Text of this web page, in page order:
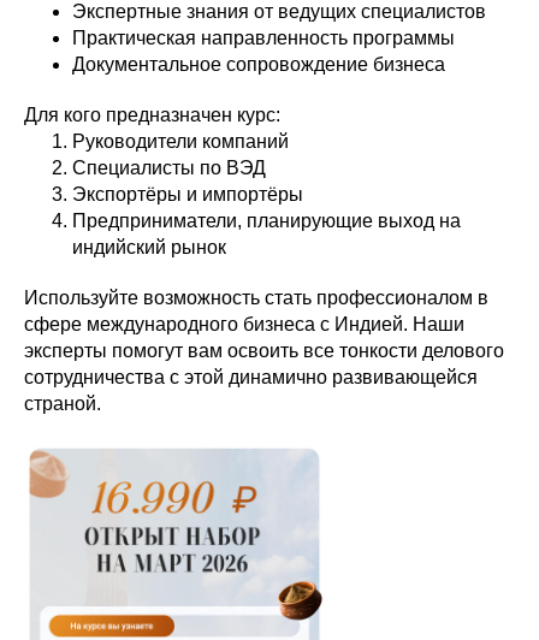
Экспертные знания от ведущих специалистов
Практическая направленность программы
Документальное сопровождение бизнеса
Для кого предназначен курс:
Руководители компаний
Специалисты по ВЭД
Экспортёры и импортёры
Предприниматели, планирующие выход на
индийский рынок
Используйте возможность стать профессионалом в
сфере международного бизнеса с Индией. Наши
эксперты помогут вам освоить все тонкости делового
сотрудничества с этой динамично развивающейся
страной.